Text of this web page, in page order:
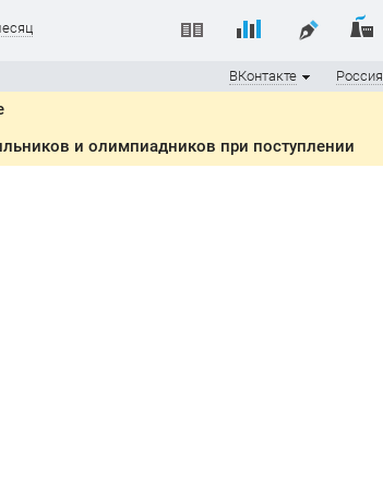
Россия
ВКонтакте
и олимпиадников при поступлении